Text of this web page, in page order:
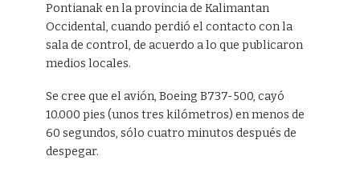
Pontianak en la provincia de Kalimantan
Occidental, cuando perdió el contacto con la
sala de control, de acuerdo a lo que publicaron
medios locales.
Se cree que el avión, Boeing B737-500, cayó
10.000 pies (unos tres kilómetros) en menos de
60 segundos, sólo cuatro minutos después de
despegar.